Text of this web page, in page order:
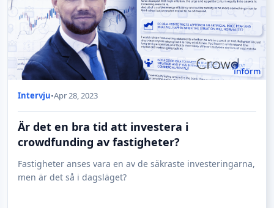
Intervju•Apr 28, 2023
Är det en bra tid att investera i
crowdfunding av fastigheter?
Fastigheter anses vara en av de säkraste investeringarna,
men är det så i dagsläget?